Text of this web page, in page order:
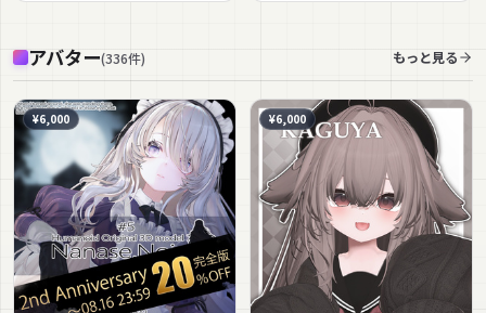
アバター(336件) もっと見る
¥6,000 ¥6,000